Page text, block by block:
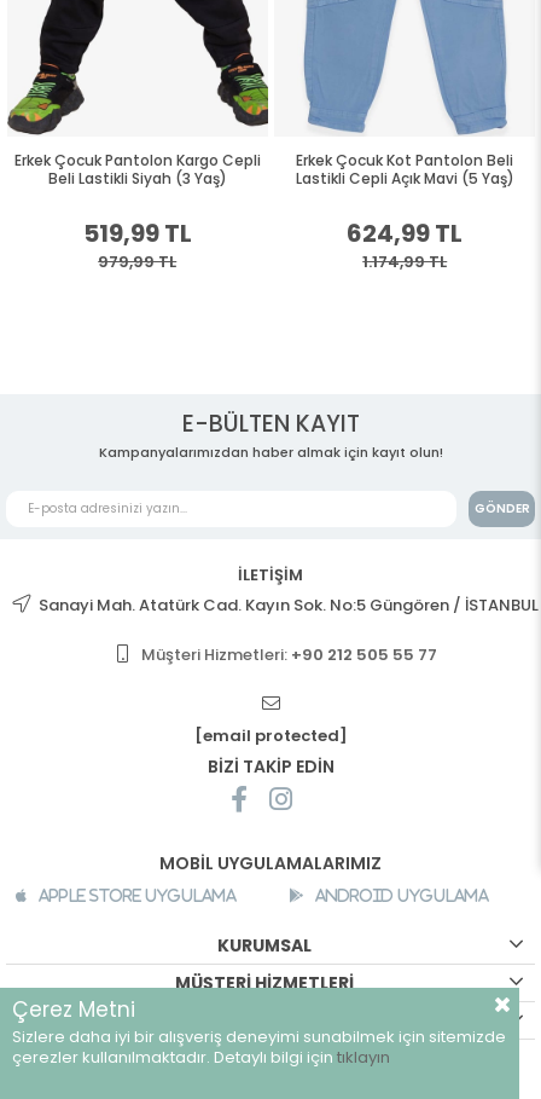
Erkek Çocuk Pantolon Kargo Cepli
Beli Lastikli Siyah (3 Yaş)
519,99 TL
979,99 TL
Erkek Çocuk Kot Pantolon Beli
Lastikli Cepli Açık Mavi (5 Yaş)
624,99 TL
1.174,99 TL
E-BÜLTEN KAYIT
Kampanyalarımızdan haber almak için kayıt olun!
GÖNDER
İLETİŞİM
Sanayi Mah. Atatürk Cad. Kayın Sok. No:5 Güngören / İSTANBUL
Müşteri Hizmetleri: +90 212 505 55 77
[email protected]
BİZİ TAKİP EDİN
MOBİL UYGULAMALARIMIZ
Apple Store Uygulama Android Uygulama
KURUMSAL
MÜŞTERİ HİZMETLERİ
©breeze.com.tr - Tüm hakları saklıdır.
Çerez Metni
Sizlere daha iyi bir alışveriş deneyimi sunabilmek için sitemizde
çerezler kullanılmaktadır. Detaylı bilgi için tıklayın